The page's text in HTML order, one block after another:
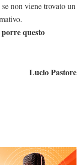
non viene trovato un
questo
Lucio Pastore